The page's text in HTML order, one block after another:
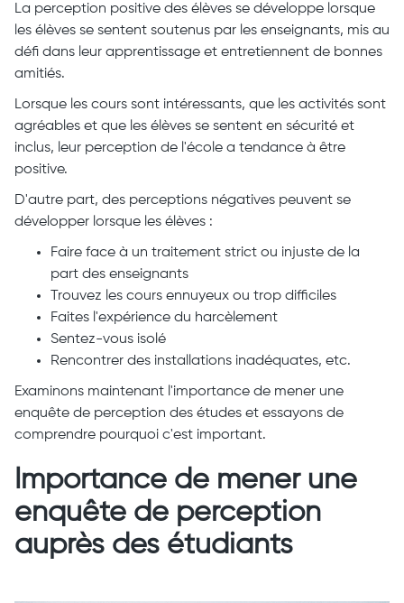
La perception positive des élèves se développe lorsque
les élèves se sentent soutenus par les enseignants, mis au
défi dans leur apprentissage et entretiennent de bonnes
amitiés.
Lorsque les cours sont intéressants, que les activités sont
agréables et que les élèves se sentent en sécurité et
inclus, leur perception de l'école a tendance à être
positive.
D'autre part, des perceptions négatives peuvent se
développer lorsque les élèves :
Faire face à un traitement strict ou injuste de la
part des enseignants
Trouvez les cours ennuyeux ou trop difficiles
Faites l'expérience du harcèlement
Sentez-vous isolé
Rencontrer des installations inadéquates, etc.
Examinons maintenant l'importance de mener une
enquête de perception des études et essayons de
comprendre pourquoi c'est important.
Importance de mener une
enquête de perception
auprès des étudiants